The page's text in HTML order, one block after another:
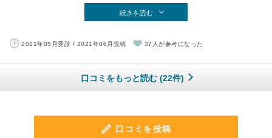
続きを読む
2021年05月受診 / 2021年06月投稿 37人が参考になった
口コミをもっと読む (22件)
口コミを投稿